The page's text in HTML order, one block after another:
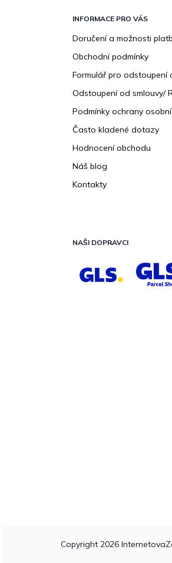
INFORMACE PRO VÁS
Doručení a možnosti
Obchodní podmínky
Formulář pro odstoupení
Odstoupení od smlouvy/
Podmínky ochrany
Často kladené dotazy
Hodnocení obchodu
Náš blog
Kontakty
NAŠI DOPRAVCI
Copyright 2026